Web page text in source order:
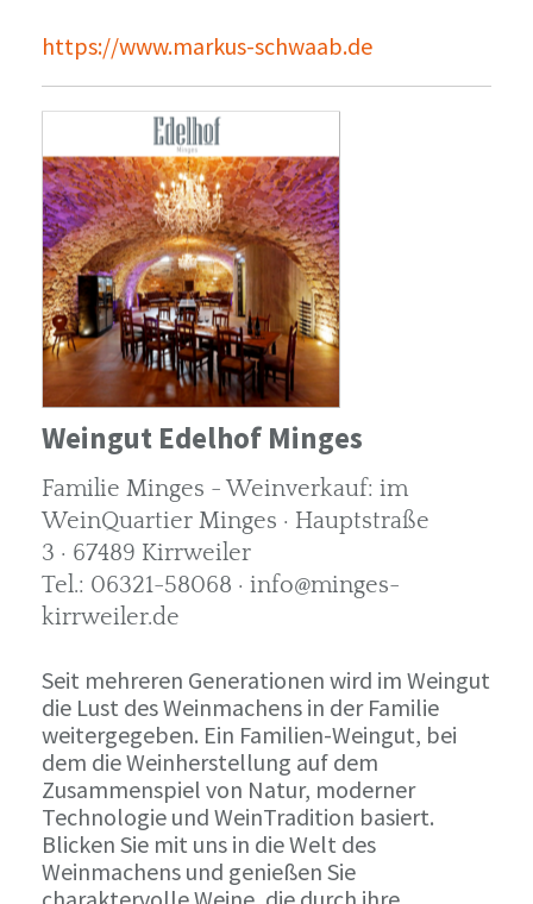
https://www.markus-schwaab.de
Weingut Edelhof Minges
Familie Minges - Weinverkauf: im
WeinQuartier Minges · Hauptstraße
3 · 67489 Kirrweiler
Tel.: 06321-58068 · info@minges-
kirrweiler.de
Seit mehreren Generationen wird im Weingut
die Lust des Weinmachens in der Familie
weitergegeben. Ein Familien-Weingut, bei
dem die Weinherstellung auf dem
Zusammenspiel von Natur, moderner
Technologie und WeinTradition basiert.
Blicken Sie mit uns in die Welt des
Weinmachens und genießen Sie